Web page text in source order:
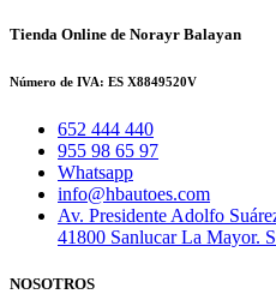
Tienda Online de Norayr Balayan
Número de IVA: ES X8849520V
652 444 440
955 98 65 97
Whatsapp
info@hbautoes.com
Av. Presidente Adolfo
41800 Sanlucar La Mayor.
NOSOTROS